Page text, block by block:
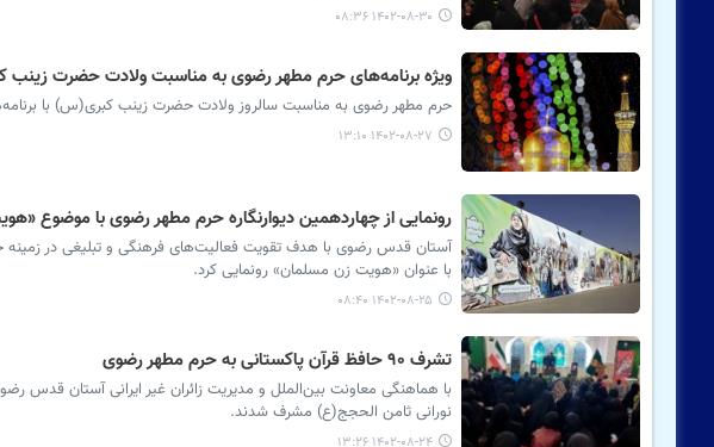
۱۴۰۲-۰۸-۳۰ ۰۸:۳۶
ویژه برنامه‌های حرم مطهر رضوی به مناسبت ولادت حضرت
حرم مطهر رضوی به مناسبت سالروز ولادت حضرت زینب کبری(س) با
۱۴۰۲-۰۸-۲۷ ۱۳:۱۰
رونمایی از چهاردهمین دیوارنگاره حرم مطهر رضوی با موضوع
آستان قدس رضوی با هدف تقویت فعالیت‌های فرهنگی و تبلیغی در زمینه
با عنوان «هویت زن مسلمان» رونمایی کرد.
۱۴۰۲-۰۸-۲۵ ۰۸:۴۰
تشرف ۹۰ حافظ قرآن پاکستانی به حرم مطهر رضوی
نورانی ثامن الحجج(ع) مشرف شدند.
۱۴۰۲-۰۸-۲۴ ۱۳:۲۶